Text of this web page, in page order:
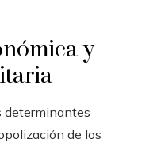
y
determinantes
de los